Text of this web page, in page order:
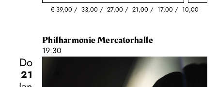
€ 39,00 33,00 27,00 21,00 17,00 10,00
Philharmonie Mercatorhalle
19:30
Do
21